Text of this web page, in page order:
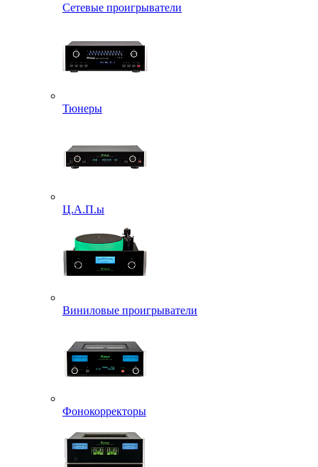
Сетевые проигрыватели
Тюнеры
Ц.А.П.ы
Виниловые проигрыватели
Фонокорректоры